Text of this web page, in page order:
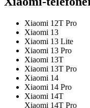
Xiaomi 12T Pro
Xiaomi 13
Xiaomi 13 Lite
Xiaomi 13 Pro
Xiaomi 13T
Xiaomi 13T Pro
Xiaomi 14
Xiaomi 14 Pro
Xiaomi 14T
Xiaomi 14T Pro